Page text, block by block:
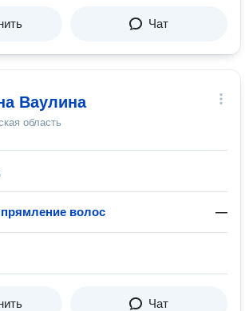
Чат
Ваулина
область
волос —
Чат